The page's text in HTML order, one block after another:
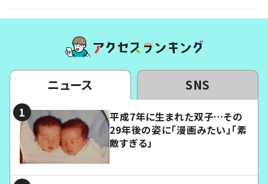
ニュース SNS
平成7年に生まれた双子…その
29年後の姿に「漫画みたい」「素
敵すぎる」